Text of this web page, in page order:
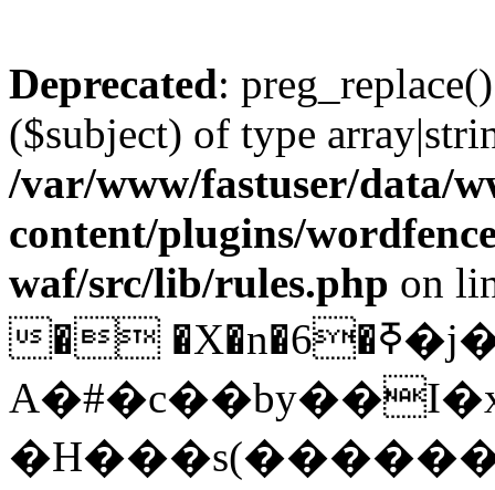
Deprecated:
($subject) of type
/var/www/fastuser/data/
content/plugins/
waf/src/lib/rules.php on
� �X�n�6�ߧ�j�